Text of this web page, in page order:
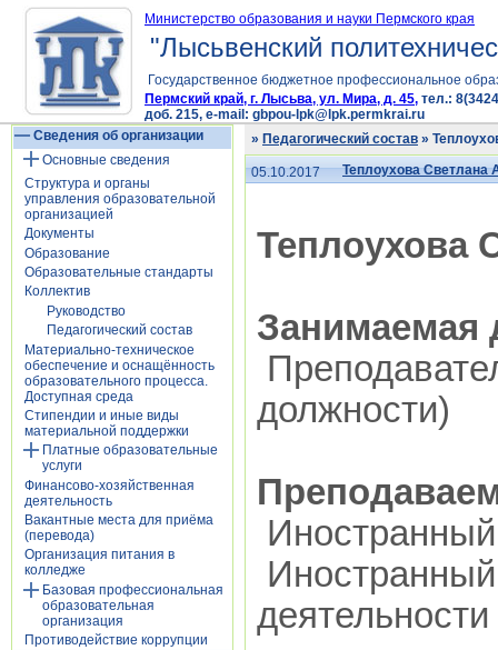
Министерство образования и науки Пермского края
"Лысьвенский
Государственное бюджетное профессиональное
Пермский край, г. Лысьва, ул. Мира, д. 45, тел.:
доб. 215, e-mail: gbpou-lpk@lpk.permkrai.ru
Сведения об организации
Основные сведения
Структура и органы
управления образовательной
организацией
Документы
Образование
Образовательные стандарты
Коллектив
Руководство
Педагогический состав
Материально-техническое
обеспечение и оснащённость
образовательного процесса.
Доступная среда
Стипендии и иные виды
материальной поддержки
Платные образовательные
услуги
Финансово-хозяйственная
деятельность
Вакантные места для приёма
(перевода)
Организация питания в
колледже
Базовая профессиональная
образовательная
организация
Противодействие коррупции
» Педагогический состав »
05.10.2017 Теплоухова Светлана
Теплоухова
Занимаемая
должности)
деятельности